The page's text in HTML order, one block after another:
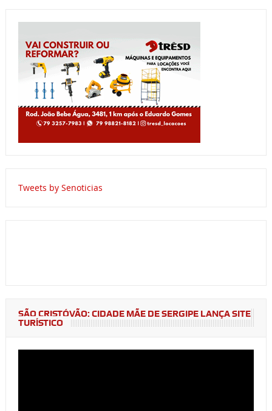
Tweets by Senoticias
SÃO CRISTÓVÃO: CIDADE MÃE DE SERGIPE LANÇA SITE
TURÍSTICO